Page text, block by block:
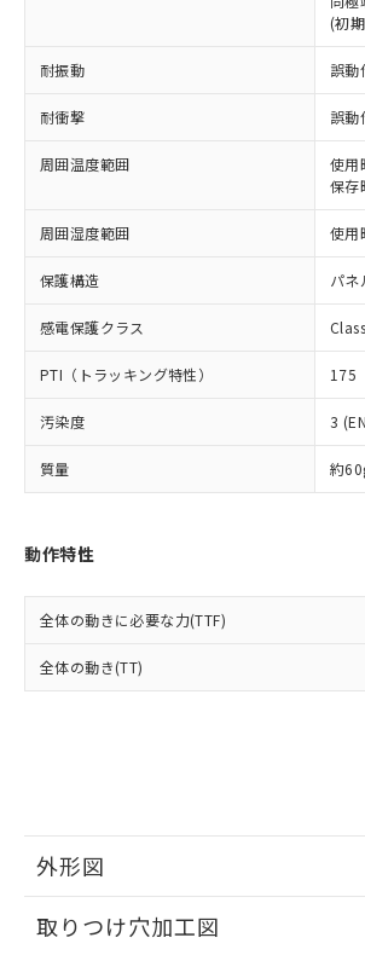
(初
耐振動 誤
耐衝撃 誤
周囲温度範囲
使用
保存
周囲湿度範囲 使用
保護構造 パネ
感電保護クラス
PTI（トラッキング特性） 175
汚染度 3
質量 約
動作特性
全体の動きに必要な力(TTF)
全体の動き(TT)
外形図
取りつけ穴加工図
在庫状況および標準価格照
記載している更新日時点で
タに基づき作成されるもの
覧された時点での実際の在
準価格とは異なる場合があ
正式な納期状況および標準
様のお取引先、またはお客
ムロン制御機器販売店・当
オムロン制御機器販売店や
販売ネットワーク
在庫状況および標準価格結
事前の承諾なく第三者に漏
示しないようお願いします
マイパーツ機能（部品リス
ビス）をご利用いただくに
メンバーズにご登録されて
あります。
品・サービスに関するお客
引・商談に必要な範囲で利
※当社の共同利用者とは、
の共同利用に関して"
の
鉛(Pb) 1000ppm以下、 水銀(Hg)
類(PBB) 1000ppm以下、ポリ臭化ジフェ
(PBDE) 1000ppm以下、フタル酸ビス(2-
ル) (DEHP)(別名：DOP) 1000ppm以下、
ルベンジル（BBP） 1000ppm以下、フタ
（DBP） 1000ppm以下、フタル酸ジイ
但し、RoHS指令で産業用監視および制御
図的な使用がないことを確認しています。
部品在庫の切り替え状況などに
月が前後することがあります。
とができます。
EU RoHS指令（10物質）の非含有
51物質の非含有証明書（当社基
荷製品に未対応品が混在するこ
欄に対応日を記載しておりました
既に当社にて対応品への在庫切
していることから、特段のことが
り、2022年1月12日より割愛して
*中国RoHS10物質の基準値 (GB/T26572)：
Pb(鉛) :1000ppm、 Hg(水銀) : 1000ppm
Cr(Ⅵ)(六価クロム) : 1000ppm、 PBBs(ポ
ニル類) : 1000ppm、 PBDEs(ポリ臭化ジ
ル類) : 1000ppm、
DBP(フタル酸ジブチル) : 1000ppm、
イソブチル) : 1000ppm、 BBP(フタル酸ブ
DEHP(フタル酸ビス(2-エチルヘキシル)) :
「ｅ」：有害物質（10物質）の
準値以下であることを示します。
「10」：通常の使用状況下にお
質が外部に漏えいし、環境に深
及ぼさない年数を意味します。
「－」：未確認です。当社販売部
（以下｢規制貨物等」という
または国外への提供する場
国政府の輸出許可(または
可)を取得するなどの必要な
当社は規制貨物を破棄する
全に破砕するなど、違法に
いよう必要な手段を講じま
当社は貴社製品を、核兵器
ル、化学兵器、生物兵器ま
武器並びにこれらの製造装
当社は、貴社製品を第三者
場合は、上記1、2および3
該第三者に通知します。また
販売先および販売に係わる
法に輸出するおそれがある
り引きをいたしません。
合意する
一定数以上の在庫あり
一定数には満たないが
在庫なし(最新の在庫
いては、お客様のお取
たはお客様担当のオム
機器販売店・当社販売
認ください)
受注生産機種、また在
情報を公開していない